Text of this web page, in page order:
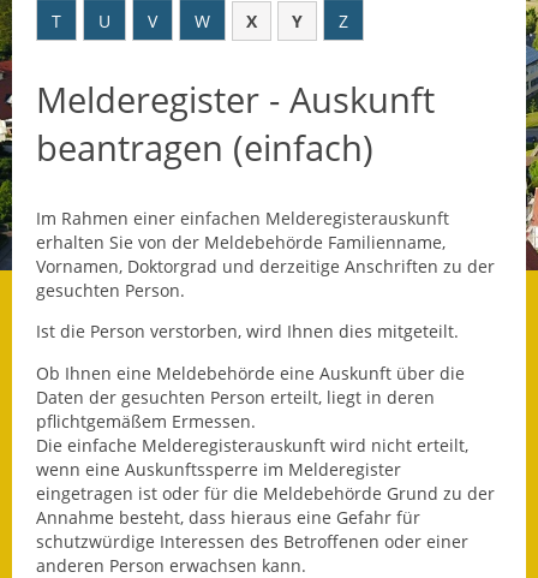
Datenschutz
Datenschutz im
Steueramt
Gebärdensprache
Geschichte und
Gegenwart
wussten!
Wagner-Werkstatt
Informationsbroschüre
Lärmaktionsplan
Leichte Sprache
T
U V W X Y Z
Melderegister - Auskunft
beantragen (einfach)
Im Rahmen einer einfachen Melderegisterauskunft
erhalten Sie von der Meldebehörde Familienname,
Vornamen, Doktorgrad und derzeitige Anschriften zu der
gesuchten Person.
Ist die Person verstorben, wird Ihnen dies mitgeteilt.
Ob Ihnen eine Meldebehörde eine Auskunft über die
Daten der gesuchten Person erteilt, liegt in deren
pflichtgemäßem Ermessen.
Die einfache Melderegisterauskunft wird nicht erteilt,
wenn eine Auskunftssperre im Melderegister
eingetragen ist oder für die Meldebehörde Grund zu der
Annahme besteht, dass hieraus eine Gefahr für
schutzwürdige Interessen des Betroffenen oder einer
anderen Person erwachsen kann.